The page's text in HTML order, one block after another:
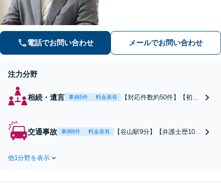
めます【夜間・休日相談可】【谷山駅9
分】
電話でお問い合わせ メールでお問い合わせ
注力分野
相続・遺言 事例5件 料金表有
【対応件数約50件】【初回
を進められます。相続・遺
交通事故 事例8件 料金表有
【谷山駅9分】【弁護士歴10年
た金額までの増額ができるよ
他1分野を表示